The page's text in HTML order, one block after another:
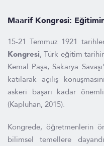
Maarif Kongresi:
15-21 Temmuz 1921
Kongresi, Türk eğitim
Kemal Paşa, Sakarya
katılarak açılış
askeri başarı kadar
(Kapluhan, 2015).
Kongrede, öğretmenlerin
bilimsel temellere